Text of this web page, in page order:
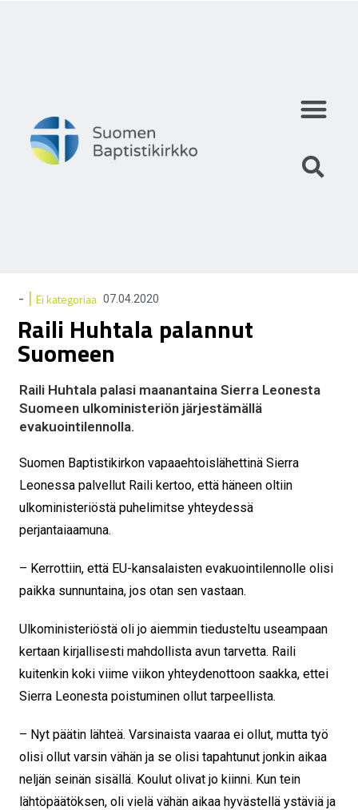
- | Ei kategoriaa 07.04.2020
Raili Huhtala palannut
Suomeen
Raili Huhtala palasi maanantaina Sierra Leonesta
Suomeen ulkoministeriön järjestämällä
evakuointilennolla.
Suomen Baptistikirkon vapaaehtoislähettinä Sierra
Leonessa palvellut Raili kertoo, että häneen oltiin
ulkoministeriöstä puhelimitse yhteydessä
perjantaiaamuna.
– Kerrottiin, että EU-kansalaisten evakuointilennolle olisi
paikka sunnuntaina, jos otan sen vastaan.
Ulkoministeriöstä oli jo aiemmin tiedusteltu useampaan
kertaan kirjallisesti mahdollista avun tarvetta. Raili
kuitenkin koki viime viikon yhteydenottoon saakka, ettei
Sierra Leonesta poistuminen ollut tarpeellista.
– Nyt päätin lähteä. Varsinaista vaaraa ei ollut, mutta työ
olisi ollut varsin vähän ja se olisi tapahtunut jonkin aikaa
neljän seinän sisällä. Koulut olivat jo kiinni. Kun tein
lähtöpäätöksen, oli vielä vähän aikaa hyvästellä ystäviä ja